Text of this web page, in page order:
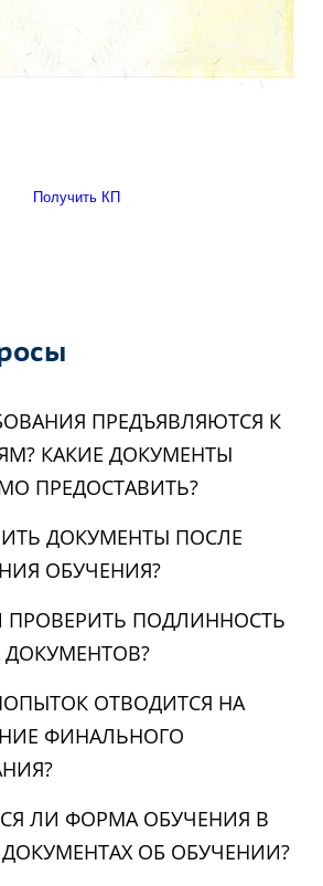
Получить КП
ПРЕДЪЯВЛЯЮТСЯ К
КАКИЕ ДОКУМЕНТЫ
ПРЕДОСТАВИТЬ?
ДОКУМЕНТЫ ПОСЛЕ
ОБУЧЕНИЯ?
ПОДЛИННОСТЬ
ОТВОДИТСЯ НА
ФИНАЛЬНОГО
ЛИ ФОРМА ОБУЧЕНИЯ В
ОБ ОБУЧЕНИИ?